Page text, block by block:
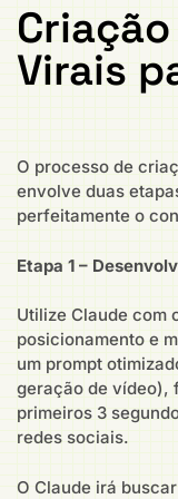
Virais
O processo de
envolve duas
perfeitamente o
Etapa 1 –
Utilize Claude com
posicionamento e
um prompt
geração de vídeo),
primeiros 3
redes sociais.
O Claude irá